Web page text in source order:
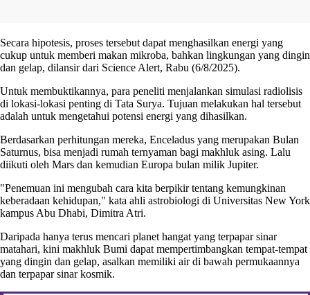
Secara hipotesis, proses tersebut dapat menghasilkan energi yang
cukup untuk memberi makan mikroba, bahkan lingkungan yang dingin
dan gelap, dilansir dari Science Alert, Rabu (6/8/2025).
Untuk membuktikannya, para peneliti menjalankan simulasi radiolisis
di lokasi-lokasi penting di Tata Surya. Tujuan melakukan hal tersebut
adalah untuk mengetahui potensi energi yang dihasilkan.
Berdasarkan perhitungan mereka, Enceladus yang merupakan Bulan
Saturnus, bisa menjadi rumah ternyaman bagi makhluk asing. Lalu
diikuti oleh Mars dan kemudian Europa bulan milik Jupiter.
"Penemuan ini mengubah cara kita berpikir tentang kemungkinan
keberadaan kehidupan," kata ahli astrobiologi di Universitas New York
kampus Abu Dhabi, Dimitra Atri.
Daripada hanya terus mencari planet hangat yang terpapar sinar
matahari, kini makhluk Bumi dapat mempertimbangkan tempat-tempat
yang dingin dan gelap, asalkan memiliki air di bawah permukaannya
dan terpapar sinar kosmik.